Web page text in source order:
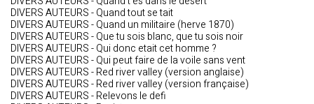
DIVERS AUTEURS - Quand tout se tait
DIVERS AUTEURS - Quand un militaire (herve 1870)
DIVERS AUTEURS - Que tu sois blanc, que tu sois noir
DIVERS AUTEURS - Qui donc etait cet homme ?
DIVERS AUTEURS - Qui peut faire de la voile sans vent
DIVERS AUTEURS - Red river valley (version anglaise)
DIVERS AUTEURS - Red river valley (version française)
DIVERS AUTEURS - Relevons le defi